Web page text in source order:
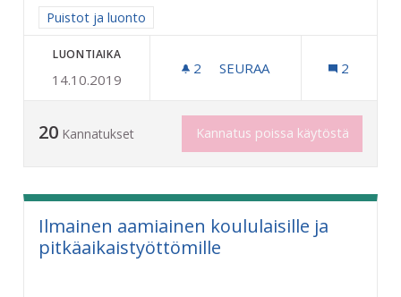
Rajaa tulokset aihepiirin mukaan: Puistot ja luonto
Puistot ja luonto
LUONTIAIKA
14.10.2019
2 2 SEURAAJAA
SEURAA 2
20 Kannatukset Kannatus poissa käytöstä
Ilmainen aamiainen koululaisille ja
pitkäaikaistyöttömille